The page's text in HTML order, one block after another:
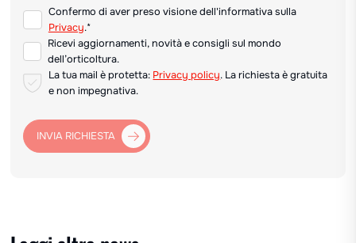
Confermo di aver preso visione dell'informativa sulla
Privacy.*
Ricevi aggiornamenti, novità e consigli sul mondo
dell’orticoltura.
La tua mail è protetta: Privacy policy. La richiesta è gratuita
e non impegnativa.
INVIA RICHIESTA